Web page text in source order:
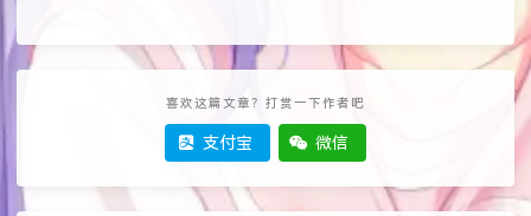
喜欢这篇文章？打赏一下作者吧
支付宝 微信